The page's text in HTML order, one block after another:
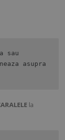
sau
asupra
la